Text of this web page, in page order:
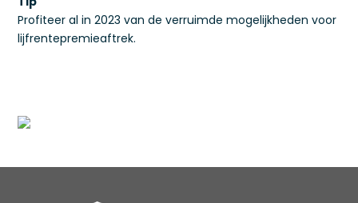
Profiteer al in 2023 van de verruimde mogelijkheden voor
lijfrentepremieaftrek.